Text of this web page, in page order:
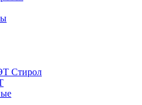
Стирол